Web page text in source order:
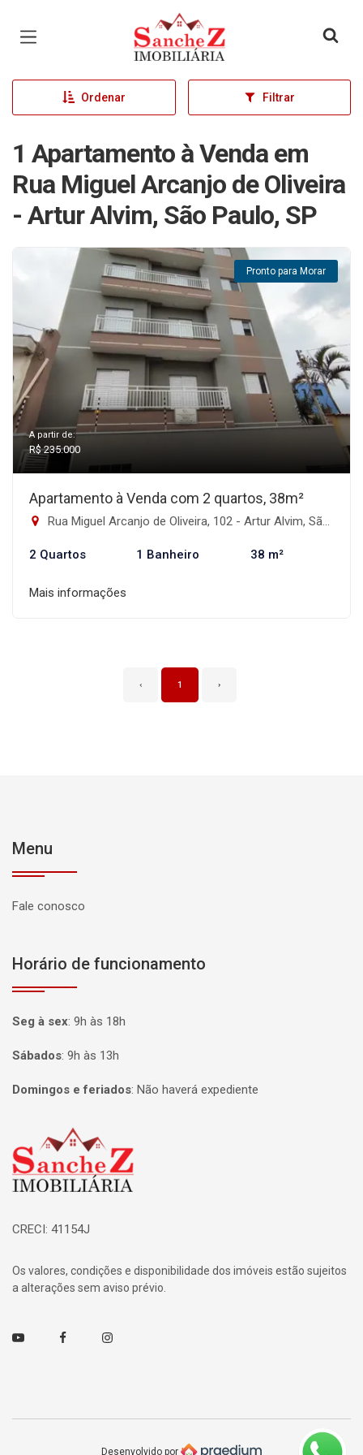
Página inicial
Ordenar Filtrar
1 Apartamento à Venda em
Rua Miguel Arcanjo de Oliveira
- Artur Alvim, São Paulo, SP
Pronto para Morar
A partir de:
R$ 235.000
Apartamento à Venda com 2 quartos, 38m²
Rua Miguel Arcanjo de Oliveira, 102 - Artur Alvim, São Paulo-SP
2 Quartos 1 Banheiro 38 m²
Mais informações
‹ 1 ›
Menu
Fale conosco
Horário de funcionamento
Seg à sex: 9h às 18h
Sábados: 9h às 13h
Domingos e feriados: Não haverá expediente
Página inicial
CRECI: 41154J
Os valores, condições e disponibilidade dos imóveis estão sujeitos
a alterações sem aviso prévio.
Youtube FacebookInstagram
Desenvolvido por